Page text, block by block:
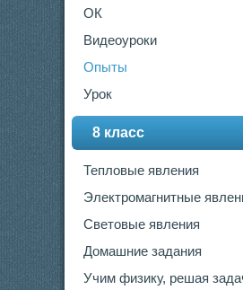
ОК
Видеоуроки
Опыты
Урок
8 класс
Тепловые явления
Электромагнитные
Световые явления
Домашние задания
Учим физику, решая